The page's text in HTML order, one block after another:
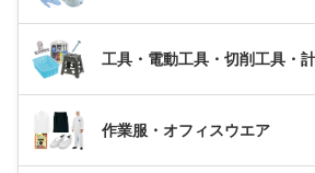
工具・電動工具・切削工具・
作業服・オフィスウエア